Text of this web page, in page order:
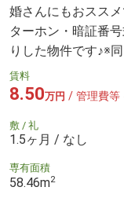
婚さんにもおスス
ターホン・暗証番
りした物件です♪※
賃料
8.50万円 / 管理費等
敷 / 礼
1.5ヶ月 / なし
専有面積
58.46m2